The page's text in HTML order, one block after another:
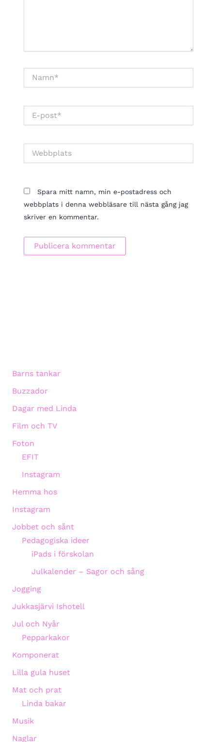
post*
Spara mitt namn, min e-postadress och
webbplats i denna webbläsare till nästa gång jag
skriver en kommentar.
Barns tankar
Buzzador
Dagar med Linda
Film och TV
Foton
EFIT
Instagram
Hemma hos
Instagram
Jobbet och sånt
Pedagogiska ideer
iPads i förskolan
Julkalender – Sagor och sång
Jogging
Jukkasjärvi Ishotell
Jul och Nyår
Pepparkakor
Komponerat
Lilla gula huset
Mat och prat
Linda bakar
Musik
Naglar